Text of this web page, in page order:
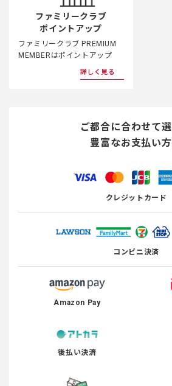
ファミリークラブ
ポイントアップ
ファミリークラブ PREMIUM
MEMBERはポイントアップ
詳しく見る
ご都合に合わせて
豊富なお支払い
クレジットカード
コンビニ決済
Amazon Pay
後払い決済